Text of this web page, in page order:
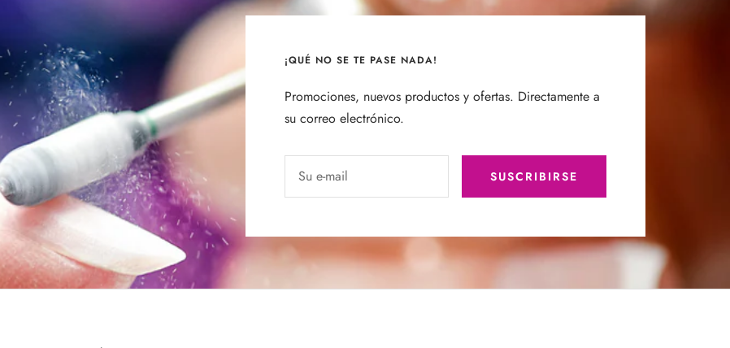
¡QUÉ NO SE TE PASE NADA!
Promociones, nuevos productos y ofertas. Directamente a
su correo electrónico.
Su e-mail SUSCRIBIRSE